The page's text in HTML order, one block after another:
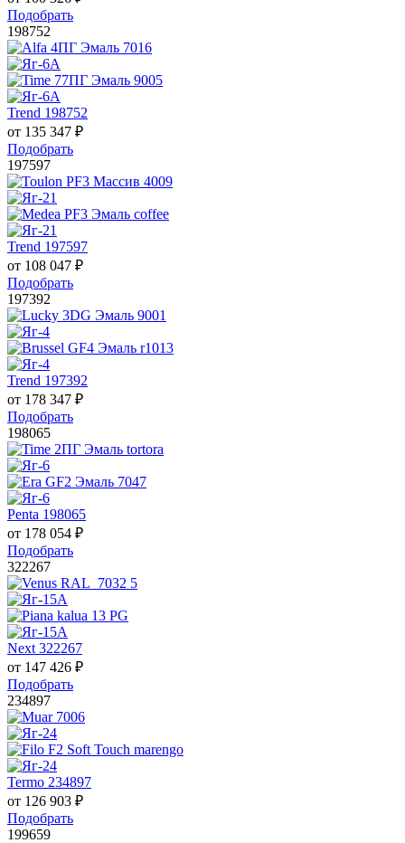
Подобрать
198752
Trend 198752
от 135 347 ₽
Подобрать
197597
Trend 197597
от 108 047 ₽
Подобрать
197392
Trend 197392
от 178 347 ₽
Подобрать
198065
Penta 198065
от 178 054 ₽
Подобрать
322267
Next 322267
от 147 426 ₽
Подобрать
234897
Termo 234897
от 126 903 ₽
Подобрать
199659